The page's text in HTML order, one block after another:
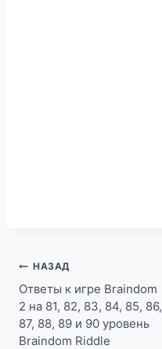
Навигация
по
записям
НАЗАД
Ответы к игре Braindom
2 на 81, 82, 83, 84, 85, 86,
87, 88, 89 и 90 уровень
Braindom Riddle